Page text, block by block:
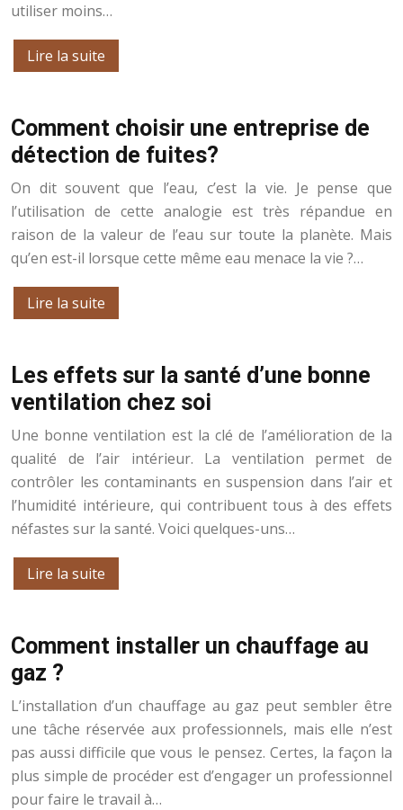
utiliser moins…
Lire la suite
Comment choisir une entreprise de
détection de fuites?
On dit souvent que l’eau, c’est la vie. Je pense que
l’utilisation de cette analogie est très répandue en
raison de la valeur de l’eau sur toute la planète. Mais
qu’en est-il lorsque cette même eau menace la vie ?…
Lire la suite
Les effets sur la santé d’une bonne
ventilation chez soi
Une bonne ventilation est la clé de l’amélioration de la
qualité de l’air intérieur. La ventilation permet de
contrôler les contaminants en suspension dans l’air et
l’humidité intérieure, qui contribuent tous à des effets
néfastes sur la santé. Voici quelques-uns…
Lire la suite
Comment installer un chauffage au
gaz ?
L’installation d’un chauffage au gaz peut sembler être
une tâche réservée aux professionnels, mais elle n’est
pas aussi difficile que vous le pensez. Certes, la façon la
plus simple de procéder est d’engager un professionnel
pour faire le travail à…